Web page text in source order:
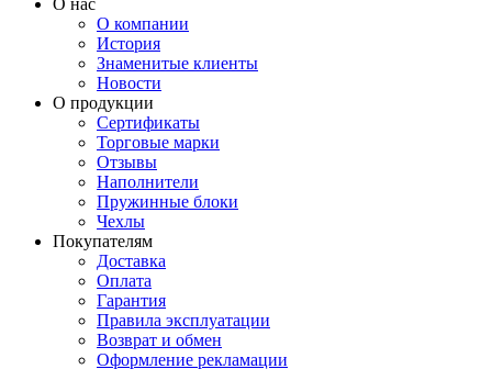
О нас
О компании
История
Знаменитые клиенты
Новости
О продукции
Сертификаты
Торговые марки
Отзывы
Наполнители
Пружинные блоки
Чехлы
Покупателям
Доставка
Оплата
Гарантия
Правила эксплуатации
Возврат и обмен
Оформление рекламации